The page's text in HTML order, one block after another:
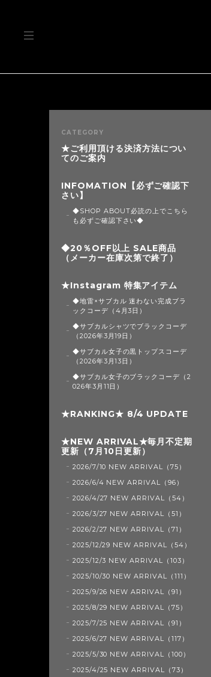
CATEGORY
★ご利用頂ける決済方法につい
てのご案内
INFOMATION【必ずご確認下
さい】
◆SHOP ABOUT必読の上でこちら
も必ずご確認下さい◆
◆20％OFF以上 SALE商品
（メーカー在庫次第で終了）
★Instagram 特集アイテム
◆地雷×サブカル 迷わない完成ブラ
ックコーデ（4月3日）
◆サブカルシャツでブラックコーデ
（2026年3月19日）
◆サブカル女子の黒トップスコーデ
（2026年3月13日）
◆サブカル女子のブラックコーデ（2
026年3月11日）
★RANKING★ 8/4 UPDATE
★NEW ARRIVAL★毎月不定期
更新（7月10日更新）
2026/7/10 NEW ARRIVAL（75）
2026/6/4 NEW ARRIVAL（96）
2026/4/27 NEW ARRIVAL（54）
2026/3/27 NEW ARRIVAL（51）
2026/2/27 NEW ARRIVAL（71）
2025/12/29 NEW ARRIVAL（54）
2025/12/3 NEW ARRIVAL（103）
2025/10/30 NEW ARRIVAL（111）
2025/9/26 NEW ARRIVAL（91）
2025/8/29 NEW ARRIVAL（75）
2025/7/25 NEW ARRIVAL（91）
2025/6/27 NEW ARRIVAL（117）
2025/5/30 NEW ARRIVAL（100）
2025/4/25 NEW ARRIVAL（73）